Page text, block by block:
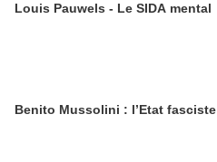
Louis Pauwels - Le SIDA mental
Benito Mussolini : l’Etat fasciste